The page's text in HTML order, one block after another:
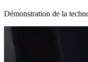
Démonstration de la